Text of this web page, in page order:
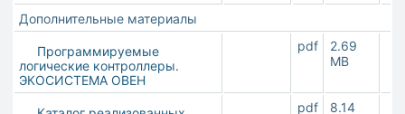
Дополнительные материалы
Программируемые
логические контроллеры.
ЭКОСИСТЕМА ОВЕН
pdf
2.69
MB
pdf
8.14